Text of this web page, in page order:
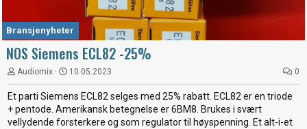
Bransjenyheter
NOS Siemens ECL82 -25%
Audiomix 10.05.2023 0
Et parti Siemens ECL82 selges med 25% rabatt. ECL82 er en triode
+ pentode. Amerikansk betegnelse er 6BM8. Brukes i svært
vellydende forsterkere og som regulator til høyspenning. Et alt-i-et